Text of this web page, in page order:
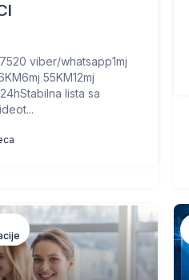
viber/whatsapp1mj
55KM12mj
lista sa